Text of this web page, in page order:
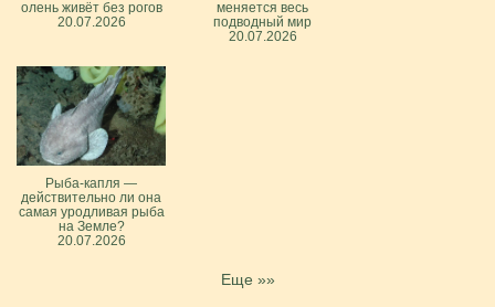
олень живёт без рогов
20.07.2026
меняется весь
подводный мир
20.07.2026
Рыба-капля —
действительно ли она
самая уродливая рыба
на Земле?
20.07.2026
Еще »»